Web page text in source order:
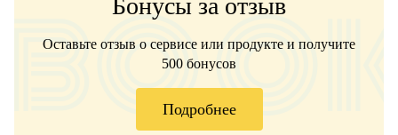
Бонусы за отзыв
Оставьте отзыв о сервисе или продукте и получите
500 бонусов
Подробнее